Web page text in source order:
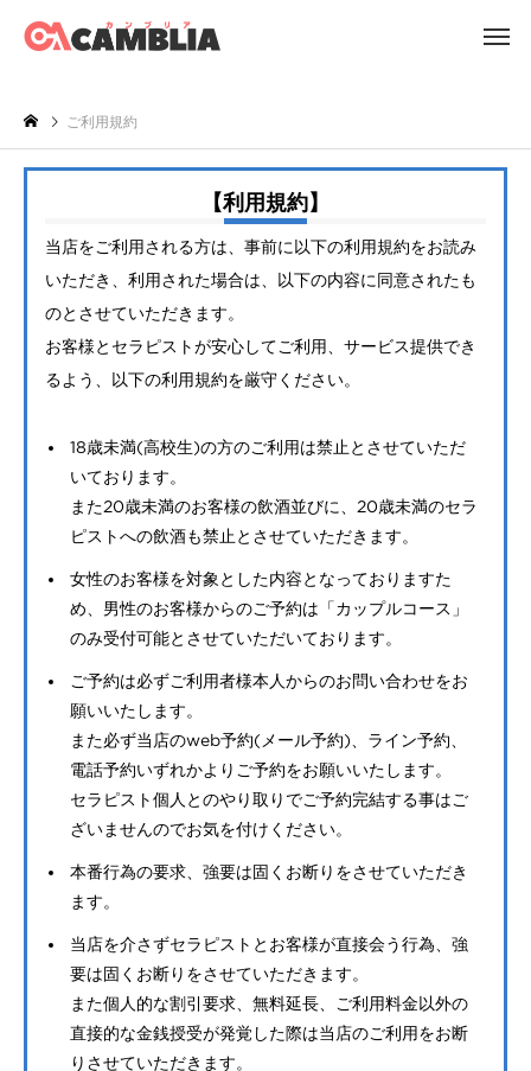
ご利用規約
規
約
【利用規約】
当店をご利用される方は、事前に以下の利用規約をお読み
いただき、利用された場合は、以下の内容に同意されたも
のとさせていただきます。
お客様とセラピストが安心してご利用、サービス提供でき
るよう、以下の利用規約を厳守ください。
18歳未満(高校生)の方のご利用は禁止とさせていただ
いております。
また20歳未満のお客様の飲酒並びに、20歳未満のセラ
ピストへの飲酒も禁止とさせていただきます。
女性のお客様を対象とした内容となっておりますた
め、男性のお客様からのご予約は「カップルコース」
のみ受付可能とさせていただいております。
ご予約は必ずご利用者様本人からのお問い合わせをお
願いいたします。
また必ず当店のweb予約(メール予約)、ライン予約、
電話予約いずれかよりご予約をお願いいたします。
セラピスト個人とのやり取りでご予約完結する事はご
ざいませんのでお気を付けください。
本番行為の要求、強要は固くお断りをさせていただき
ます。
当店を介さずセラピストとお客様が直接会う行為、強
要は固くお断りをさせていただきます。
また個人的な割引要求、無料延長、ご利用料金以外の
直接的な金銭授受が発覚した際は当店のご利用をお断
りさせていただきます。